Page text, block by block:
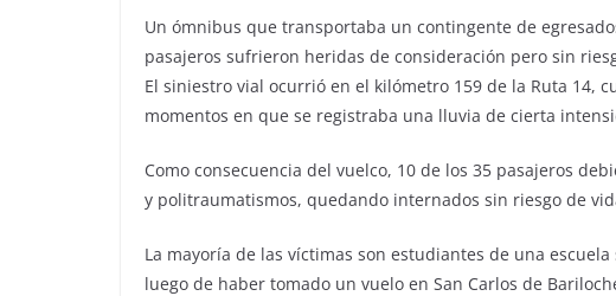
Un ómnibus que transportaba un contingente de
pasajeros sufrieron heridas de consideración pero sin
El siniestro vial ocurrió en el kilómetro 159 de la Ruta 14,
momentos en que se registraba una lluvia de cierta
Como consecuencia del vuelco, 10 de los 35 pasajeros
y politraumatismos, quedando internados sin riesgo de
La mayoría de las víctimas son estudiantes de una
luego de haber tomado un vuelo en San Carlos de